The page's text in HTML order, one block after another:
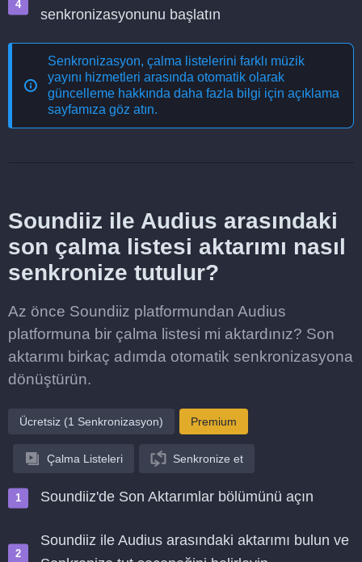
senkronizasyonunu başlatın
Senkronizasyon, çalma listelerini farklı müzik
yayını hizmetleri arasında otomatik olarak
güncelleme hakkında daha fazla bilgi için açıklama
sayfamıza göz atın.
Soundiiz ile Audius arasındaki
son çalma listesi aktarımı nasıl
senkronize tutulur?
Az önce Soundiiz platformundan Audius
platformuna bir çalma listesi mi aktardınız? Son
aktarımı birkaç adımda otomatik senkronizasyona
dönüştürün.
Ücretsiz (1 Senkronizasyon) Premium
Çalma Listeleri Senkronize et
Soundiiz'de Son Aktarımlar bölümünü açın
Soundiiz ile Audius arasındaki aktarımı bulun ve